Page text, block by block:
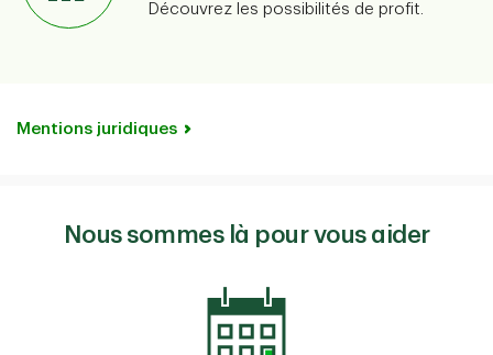
Découvrez les possibilités de profit.
Mentions juridiques
Nous sommes là pour vous aider